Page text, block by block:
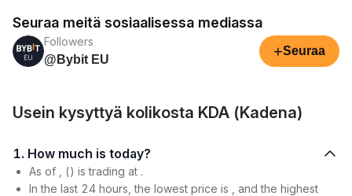
Seuraa meitä sosiaalisessa mediassa
Followers
@Bybit EU
+Seuraa
Usein kysyttyä kolikosta KDA (Kadena)
1. How much is today?
As of , () is trading at .
In the last 24 hours, the lowest price is , and the highest